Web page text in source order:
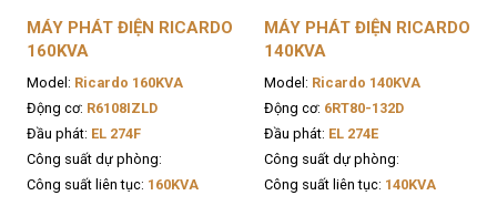
MÁY PHÁT ĐIỆN RICARDO
160KVA
Model: Ricardo 160KVA
Động cơ: R6108IZLD
Đầu phát: EL 274F
Công suất dự phòng:
Công suất liên tục: 160KVA
MÁY PHÁT ĐIỆN RICARDO
140KVA
Model: Ricardo 140KVA
Động cơ: 6RT80-132D
Đầu phát: EL 274E
Công suất dự phòng:
Công suất liên tục: 140KVA